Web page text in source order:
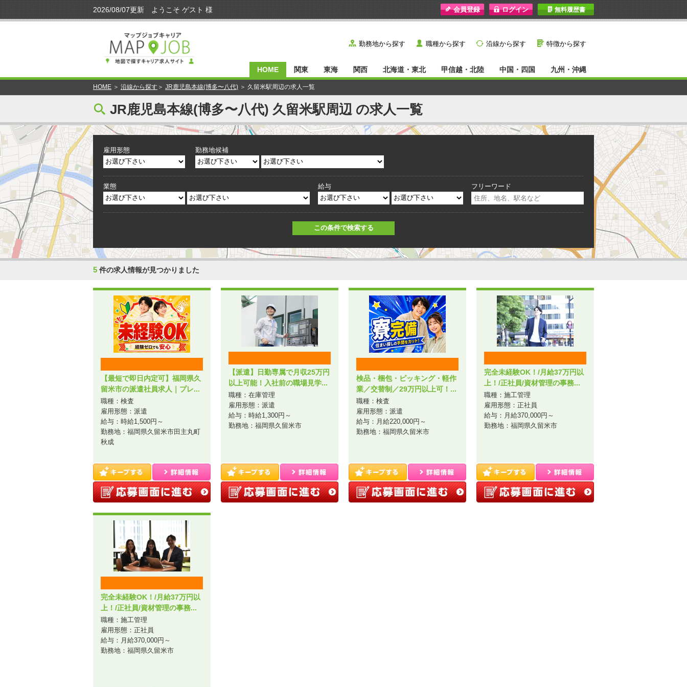
I 無料履歴書
y 勤務地から探す ˙ 職種から探す } 沿線から探す G 特徴から探す
HOME 関東 東海 関西 北海道・東北 甲信越・北陸 中国・四国 九州・沖縄
HOME ＞ 沿線から探す ＞ JR鹿児島本線(博多〜八代) ＞ 久留米駅周辺の求人一覧
[ JR鹿児島本線(博多〜八代) 久留米駅周辺 の求人一覧
雇用形態 勤務地候補
業態 給与 フリーワード
5 件の求人情報が見つかりました
【最短で即日内定可】福岡県久
留米市の派遣社員求人｜プレ...
職種：検査
雇用形態：派遣
給与：時給1,500円～
勤務地：福岡県久留米市田主丸町
秋成
【派遣】日勤専属で月収25万円
以上可能！入社前の職場見学...
職種：在庫管理
雇用形態：派遣
給与：時給1,300円～
勤務地：福岡県久留米市
検品・梱包・ピッキング・軽作
業／交替制／29万円以上可！...
職種：検査
雇用形態：派遣
給与：月給220,000円～
勤務地：福岡県久留米市
完全未経験OK！/月給37万円以
上！/正社員/資材管理の事務...
職種：施工管理
雇用形態：正社員
給与：月給370,000円～
勤務地：福岡県久留米市
完全未経験OK！/月給37万円以
上！/正社員/資材管理の事務...
職種：施工管理
雇用形態：正社員
給与：月給370,000円～
勤務地：福岡県久留米市